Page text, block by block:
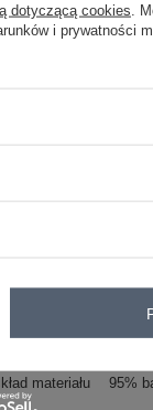
prania : pranie
materiału
95%
dotyczącą cookies .
i prywatności